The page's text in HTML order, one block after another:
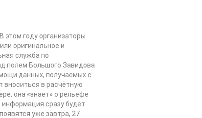
этом году организаторы
оригинальное и
служба по
полем Большого Завидова
данных, получаемых с
вноситься в расчётную
она «знает» о рельефе
сразу будет
уже завтра, 27